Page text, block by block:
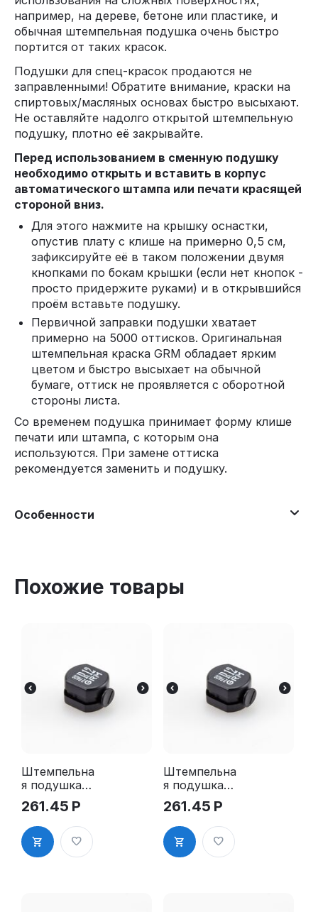
например, на дереве, бетоне или пластике, и
обычная штемпельная подушка очень быстро
портится от таких красок.
Подушки для спец-красок продаются не
заправленными! Обратите внимание, краски на
спиртовых/масляных основах быстро высыхают.
Не оставляйте надолго открытой штемпельную
подушку, плотно её закрывайте.
Перед использованием в сменную подушку
необходимо открыть и вставить в корпус
автоматического штампа или печати красящей
стороной вниз.
Для этого нажмите на крышку оснастки,
опустив плату с клише на примерно 0,5 см,
зафиксируйте её в таком положении двумя
кнопками по бокам крышки (если нет кнопок -
просто придержите руками) и в открывшийся
проём вставьте подушку.
Первичной заправки подушки хватает
примерно на 5000 оттисков. Оригинальная
штемпельная краска GRM обладает ярким
цветом и быстро высыхает на обычной
бумаге, оттиск не проявляется с оборотной
стороны листа.
Со временем подушка принимает форму клише
печати или штампа, с которым она
используются. При замене оттиска
рекомендуется заменить и подушку.
Особенности
Похожие товары
Штемпельна
я подушка
для GRM R12
2Pads
261.45 Р
Штемпельна
я подушка
для GRM R12
2Pads, синяя
261.45 Р